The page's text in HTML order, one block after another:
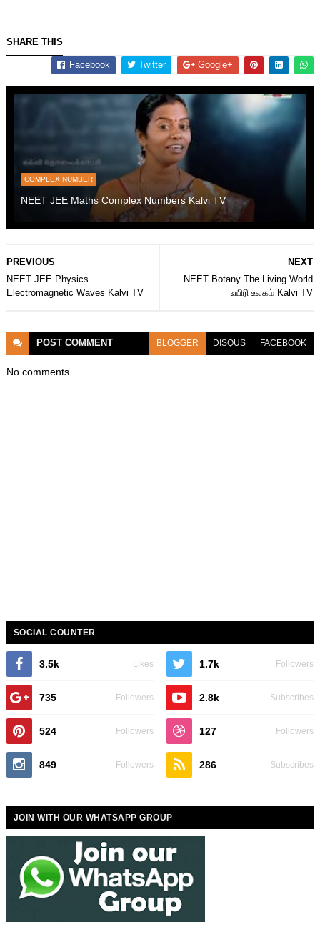
SHARE THIS
Facebook Twitter Google+
COMPLEX NUMBER
NEET JEE Maths Complex Numbers Kalvi TV
NEXT
NEET Botany The Living World
உயிரி உலகம் Kalvi TV
PREVIOUS
NEET JEE Physics
Electromagnetic Waves Kalvi TV
POST COMMENT BLOGGER DISQUS FACEBOOK
No comments
SOCIAL COUNTER
3.5k Likes 1.7k Followers
735 Followers 2.8k Subscribes
524 Followers 127 Followers
849 Followers 286 Subscribes
JOIN WITH OUR WHATSAPP GROUP